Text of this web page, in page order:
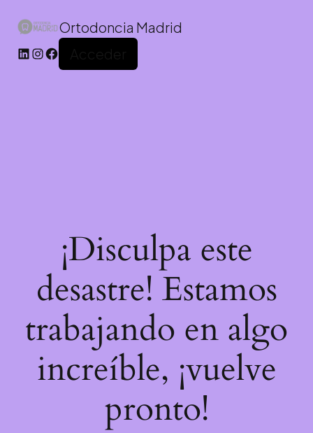
Ortodoncia Madrid
¡Disculpa este
desastre! Estamos
trabajando en algo
increíble, ¡vuelve
pronto!